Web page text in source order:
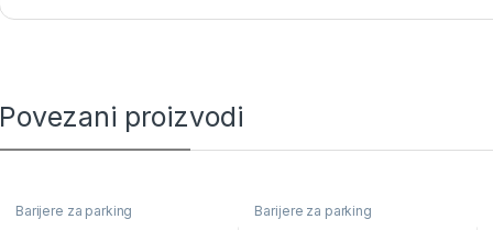
Povezani proizvodi
Barijere za parking Barijere za parking